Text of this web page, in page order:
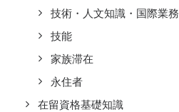
技術・人文知識・国際業務
技能
家族滞在
永住者
在留資格基礎知識